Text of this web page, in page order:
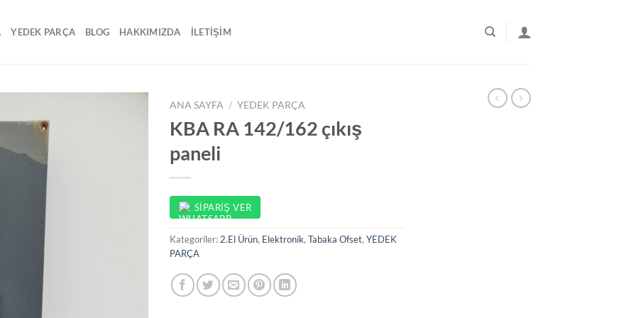
YEDEK PARÇA BLOG HAKKIMIZDA İLETİŞİM
ANA SAYFA / YEDEK PARÇA
KBA RA 142/162 çıkış
paneli
SIPARIŞ VER
Kategoriler:2.El Ürün, Elektronik, Tabaka Ofset, YEDEK
PARÇA